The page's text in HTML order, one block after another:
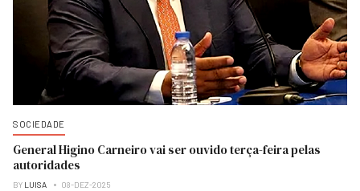
SOCIEDADE
General Higino Carneiro vai ser ouvido terça-feira pelas
autoridades
BY LUISA 08-DEZ-2025